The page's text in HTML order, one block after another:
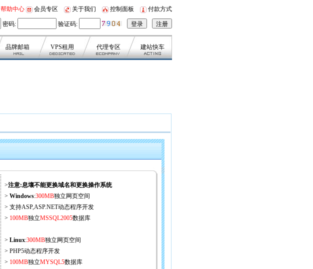
帮助中心 会员专区 关于我们 控制面板 付款方式
密码: 验证码:
品牌邮箱 VPS租用 代理专区 建站快车
>注意:息壤不能更换域名和更换操作系统
> Windows:300MB独立网页空间
> 支持ASP,ASP.NET动态程序开发
> 100MB独立MSSQL2005数据库
> Linux:300MB独立网页空间
> PHP5动态程序开发
> 100MB独立MYSQL5数据库